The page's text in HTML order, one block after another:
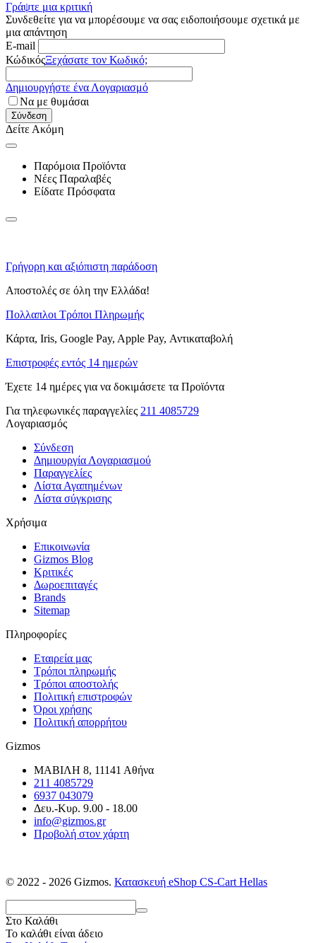
Γράψτε μια κριτική
Συνδεθείτε για να μπορέσουμε να σας ειδοποιήσουμε σχετικά με
μια απάντηση
E-mail
ΚώδικόςΞεχάσατε τον Κωδικό;
Δημιουργήστε ένα Λογαριασμό
Να με θυμάσαι
Σύνδεση
Δείτε Ακόμη
Παρόμοια Προϊόντα
Νέες Παραλαβές
Είδατε Πρόσφατα
Γρήγορη και αξιόπιστη παράδοση
Αποστολές σε όλη την Ελλάδα!
Πολλαπλοι Τρόποι Πληρωμής
Κάρτα, Iris, Google Pay, Apple Pay, Αντικαταβολή
Επιστροφές εντός 14 ημερών
Έχετε 14 ημέρες για να δοκιμάσετε τα Προϊόντα
Για τηλεφωνικές παραγγελίες 211 4085729
Λογαριασμός
Σύνδεση
Δημιουργία Λογαριασμού
Παραγγελίες
Λίστα Αγαπημένων
Λίστα σύγκρισης
Χρήσιμα
Επικοινωνία
Gizmos Blog
Κριτικές
Δωροεπιταγές
Brands
Sitemap
Πληροφορίες
Εταιρεία μας
Τρόποι πληρωμής
Τρόποι αποστολής
Πολιτική επιστροφών
Όροι χρήσης
Πολιτική απορρήτου
Gizmos
ΜΑΒΙΛΗ 8, 11141 Αθήνα
211 4085729
6937 043079
Δευ.-Κυρ. 9.00 - 18.00
info@gizmos.gr
Προβολή στον χάρτη
© 2022 - 2026 Gizmos. Κατασκευή eShop CS-Cart Hellas
Στο Καλάθι
Το καλάθι είναι άδειο